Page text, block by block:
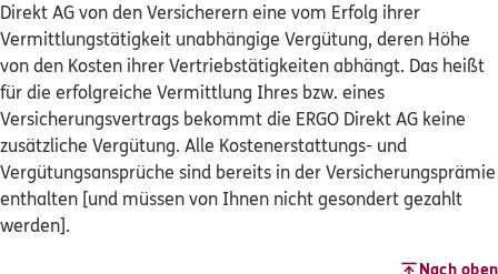
Direkt AG von den Versicherern eine vom Erfolg ihrer
Vermittlungstätigkeit unabhängige Vergütung, deren Höhe
von den Kosten ihrer Vertriebstätigkeiten abhängt. Das heißt
für die erfolgreiche Vermittlung Ihres bzw. eines
Versicherungsvertrags bekommt die ERGO Direkt AG keine
zusätzliche Vergütung. Alle Kostenerstattungs- und
Vergütungsansprüche sind bereits in der Versicherungsprämie
enthalten [und müssen von Ihnen nicht gesondert gezahlt
werden].
Nach oben